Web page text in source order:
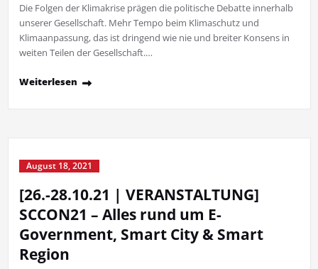
Die Folgen der Klimakrise prägen die politische Debatte innerhalb
unserer Gesellschaft. Mehr Tempo beim Klimaschutz und
Klimaanpassung, das ist dringend wie nie und breiter Konsens in
weiten Teilen der Gesellschaft.…
Weiterlesen
August 18, 2021
[26.-28.10.21 | VERANSTALTUNG]
SCCON21 – Alles rund um E-
Government, Smart City & Smart
Region